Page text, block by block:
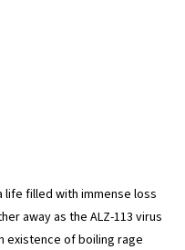
a life filled with immense loss
away as the ALZ-113 virus
existence of boiling rage